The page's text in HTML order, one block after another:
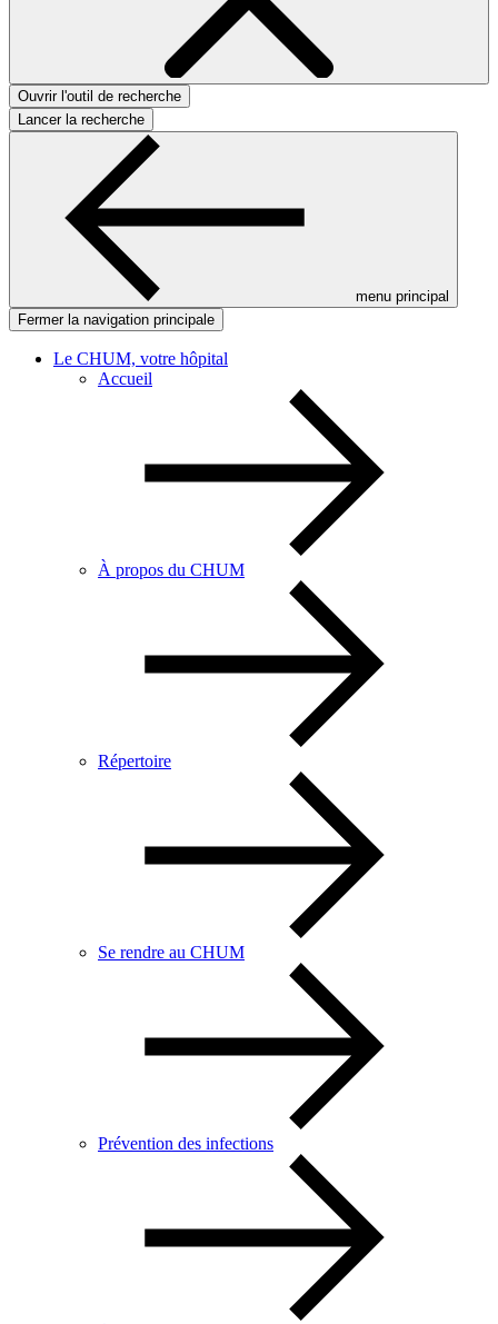
Ouvrir l'outil de recherche
Lancer la recherche
menu principal
Fermer la navigation principale
Le CHUM, votre hôpital
Accueil
À propos du CHUM
Répertoire
Se rendre au CHUM
Prévention des infections